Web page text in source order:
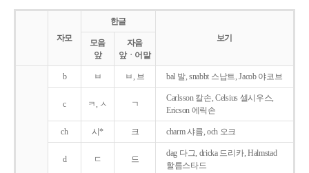
자모
한글
보기
모음
앞
자음
앞ㆍ어말
b ㅂ ㅂ, 브 bal 발, snabbt 스납트, Jacob 야코브
c ㅋ, ㅅ ㄱ
Carlsson 칼손, Celsius 셀시우스,
Ericson 에릭손
ch 시* 크 charm 샤름, och 오크
d ㄷ 드
dag 다그, dricka 드리카, Halmstad
할름스타드